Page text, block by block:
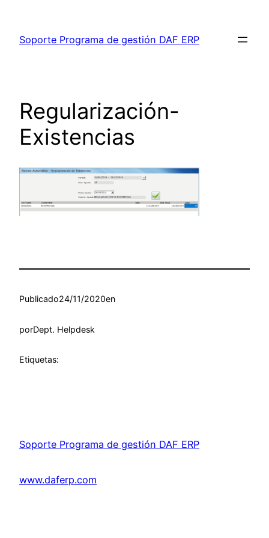
contenido
Soporte Programa de gestión DAF ERP
Regularización-
Existencias
Publicado24/11/2020en
porDept. Helpdesk
Etiquetas:
Soporte Programa de gestión DAF ERP
www.daferp.com